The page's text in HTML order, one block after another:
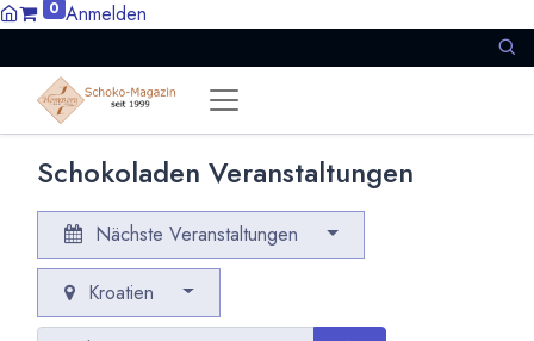
0 Anmelden
Schokoladen Veranstaltungen
Nächste Veranstaltungen
Kroatien